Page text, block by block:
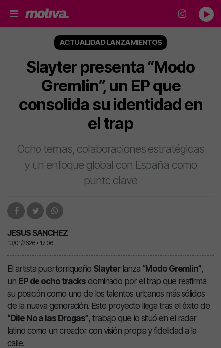
ACTUALIDAD LANZAMIENTOS
Slayter presenta “Modo
Gremlin”, un EP que
consolida su identidad en
el trap
Ocho temas, colaboraciones estratégicas
y un enfoque global con España como
punto clave
JESUS SANCHEZ
13/01/2626 • 17:06
El artista puertorriqueño Slayterlanza “Modo Gremlin”,
un EP de ocho tracks dominado por el trap que reafirma
su posición como uno de los talentos urbanos más sólidos
de la nueva generación. Este proyecto llega tras el éxito de
“Dile No a las Drogas”, trabajo que lo situó en el radar
latino como un creador con visión propia y fidelidad a la
calle.